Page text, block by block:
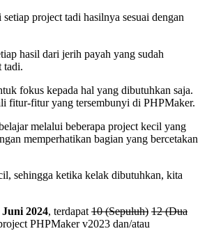
project tadi hasilnya sesuai dengan
hasil dari jerih payah yang sudah
tadi.
fokus kepada hal yang dibutuhkan saja.
fitur-fitur yang tersembunyi di PHPMaker.
melalui beberapa project kecil yang
memperhatikan bagian yang bercetakan
sehingga ketika kelak dibutuhkan, kita
Juni 2024, terdapat 10 (Sepuluh) 12 (Dua
PHPMaker v2023 dan/atau